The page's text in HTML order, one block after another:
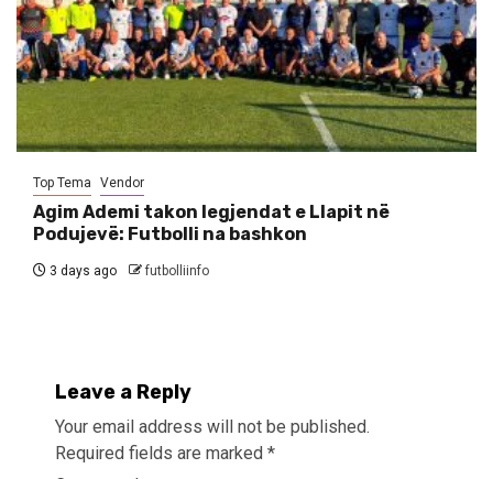
Top Tema Vendor
Agim Ademi takon legjendat e Llapit në
Podujevë: Futbolli na bashkon
3 days ago futbolliinfo
Leave a Reply
Your email address will not be published.
Required fields are marked *